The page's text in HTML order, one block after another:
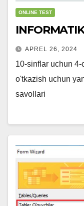
ONLINE TEST
APREL 26, 2024
10-sinflar uchun
o'tkazish uchun
savollari